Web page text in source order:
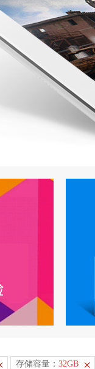
存储容量： 32GB